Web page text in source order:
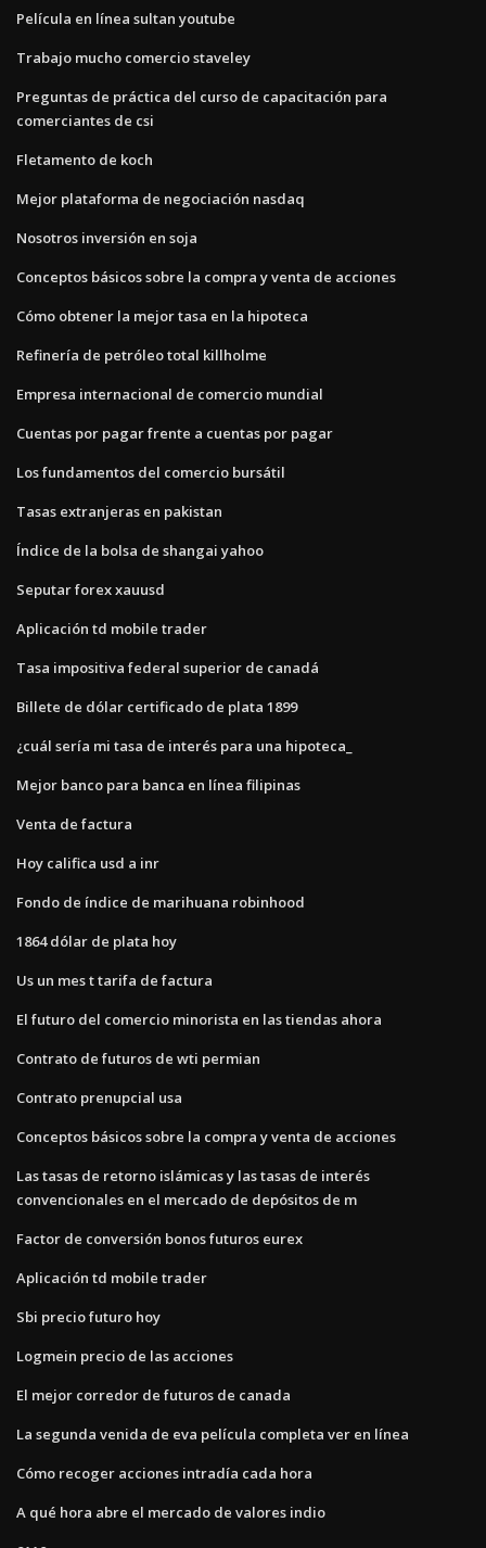
Película en línea sultan youtube
Trabajo mucho comercio staveley
Preguntas de práctica del curso de capacitación para
comerciantes de csi
Fletamento de koch
Mejor plataforma de negociación nasdaq
Nosotros inversión en soja
Conceptos básicos sobre la compra y venta de acciones
Cómo obtener la mejor tasa en la hipoteca
Refinería de petróleo total killholme
Empresa internacional de comercio mundial
Cuentas por pagar frente a cuentas por pagar
Los fundamentos del comercio bursátil
Tasas extranjeras en pakistan
Índice de la bolsa de shangai yahoo
Seputar forex xauusd
Aplicación td mobile trader
Tasa impositiva federal superior de canadá
Billete de dólar certificado de plata 1899
¿cuál sería mi tasa de interés para una hipoteca_
Mejor banco para banca en línea filipinas
Venta de factura
Hoy califica usd a inr
Fondo de índice de marihuana robinhood
1864 dólar de plata hoy
Us un mes t tarifa de factura
El futuro del comercio minorista en las tiendas ahora
Contrato de futuros de wti permian
Contrato prenupcial usa
Conceptos básicos sobre la compra y venta de acciones
Las tasas de retorno islámicas y las tasas de interés
convencionales en el mercado de depósitos de m
Factor de conversión bonos futuros eurex
Aplicación td mobile trader
Sbi precio futuro hoy
Logmein precio de las acciones
El mejor corredor de futuros de canada
La segunda venida de eva película completa ver en línea
Cómo recoger acciones intradía cada hora
A qué hora abre el mercado de valores indio